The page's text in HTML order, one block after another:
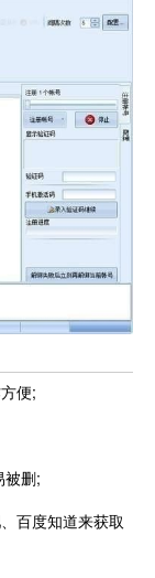
便;
删;
百度知道来获取